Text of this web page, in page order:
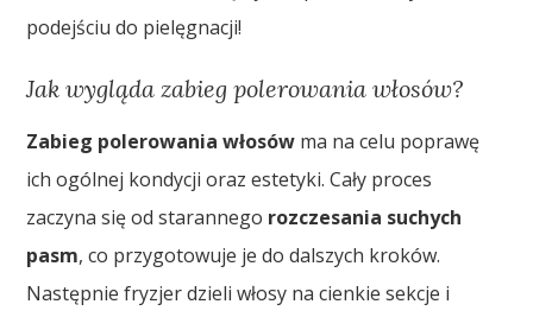
podejściu do pielęgnacji!
Jak wygląda zabieg polerowania włosów?
Zabieg polerowania włosów ma na celu poprawę
ich ogólnej kondycji oraz estetyki. Cały proces
zaczyna się od starannego rozczesania suchych
pasm, co przygotowuje je do dalszych kroków.
Następnie fryzjer dzieli włosy na cienkie sekcje i